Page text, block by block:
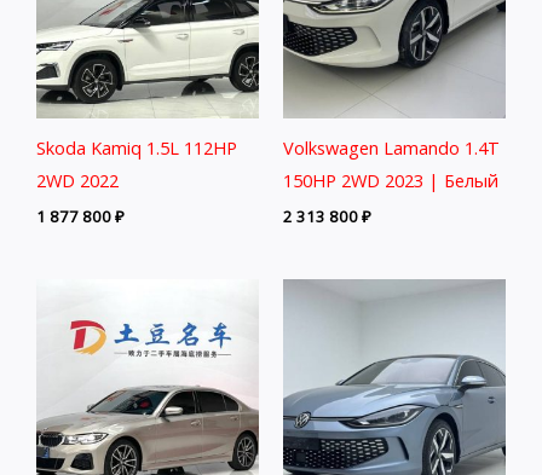
Skoda Kamiq 1.5L 112HP
2WD 2022
1 877 800₽
Volkswagen Lamando 1.4T
150HP 2WD 2023 | Белый
2 313 800₽